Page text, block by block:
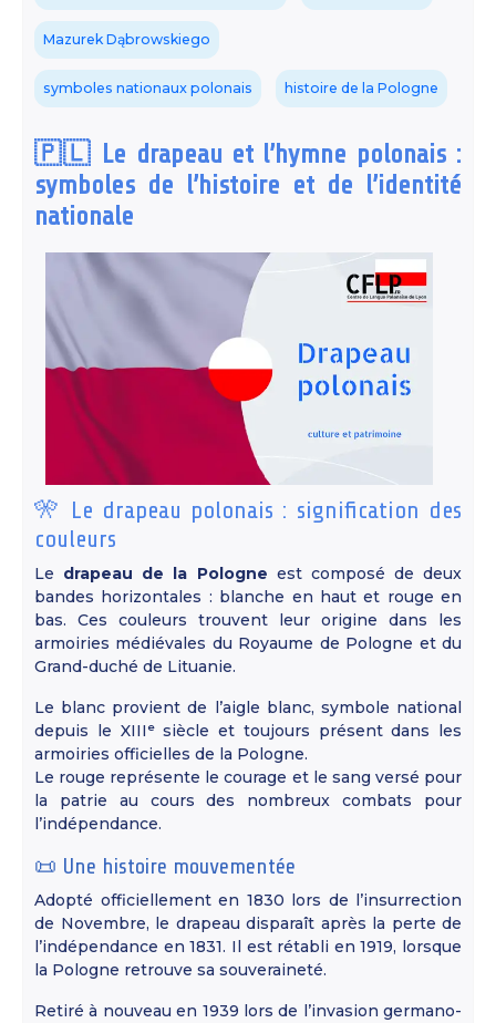
Mazurek Dąbrowskiego
symboles nationaux polonais histoire de la Pologne
🇵🇱 Le drapeau et l’hymne polonais :
symboles de l’histoire et de l’identité
nationale
🎌 Le drapeau polonais : signification des
couleurs
Le drapeau de la Pologne est composé de deux
bandes horizontales : blanche en haut et rouge en
bas. Ces couleurs trouvent leur origine dans les
armoiries médiévales du Royaume de Pologne et du
Grand-duché de Lituanie.
Le blanc provient de l’aigle blanc, symbole national
depuis le XIIIᵉ siècle et toujours présent dans les
armoiries officielles de la Pologne.
Le rouge représente le courage et le sang versé pour
la patrie au cours des nombreux combats pour
l’indépendance.
📜 Une histoire mouvementée
Adopté officiellement en 1830 lors de l’insurrection
de Novembre, le drapeau disparaît après la perte de
l’indépendance en 1831. Il est rétabli en 1919, lorsque
la Pologne retrouve sa souveraineté.
Retiré à nouveau en 1939 lors de l’invasion germano-